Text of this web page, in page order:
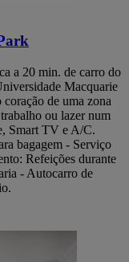
a 20 min. de carro do
Macquarie
de uma zona
ou lazer num
Smart TV e A/C.
bagagem - Serviço
Refeições durante
- Autocarro de